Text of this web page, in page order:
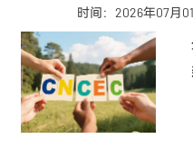
时间：2026年07月